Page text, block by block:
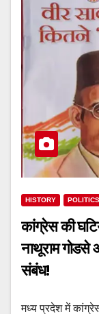
HISTORY POLITICS
कांग्रेस की
नाथूराम
संबंध!
मध्य प्रदेश में